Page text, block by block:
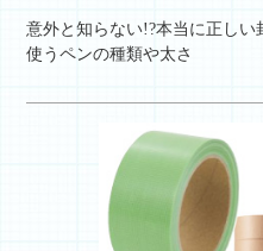
意外と知らない!?本当に正しい
使うペンの種類や太さ